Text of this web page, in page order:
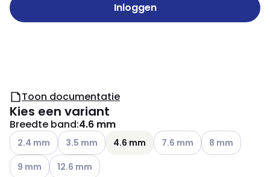
Inloggen
Toon documentatie
Kies een variant
Breedte band:4.6 mm
Andere varianten (Huidige combinatie niet mogelijk)
2.4 mm Andere varianten (Huidige combinatie niet
3.5 mm 4.6 mm Andere varianten (Huidige
7.6 mm Andere
8 mm
Andere varianten (Huidige combinatie niet mogelijk)
9 mm Andere varianten (Huidige combinatie niet mogelijk)
12.6 mm